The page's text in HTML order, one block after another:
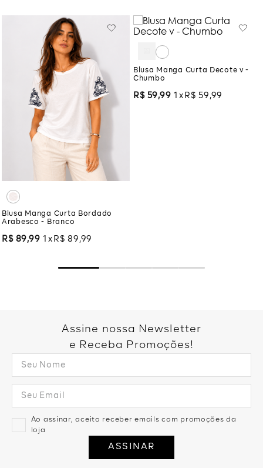
Blusa Manga Curta Bordado
Arabesco - Branco
R$ 89,99 1 R$ 89 ,99
Blusa Manga Curta Decote v -
Chumbo
R$ 59,99 1 R$ 59 ,99
Assine nossa Newsletter
e Receba Promoções!
Ao assinar, aceito receber emails com promoções da
loja
ASSINAR